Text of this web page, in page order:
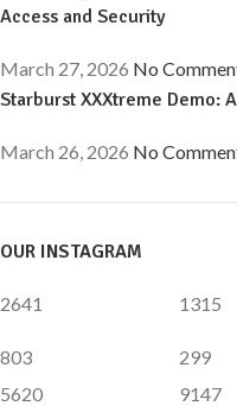
Access and Security
March 27, 2026 No
Starburst XXXtreme Demo:
March 26, 2026 No
OUR INSTAGRAM
2641
803
1315
299
5620
9147